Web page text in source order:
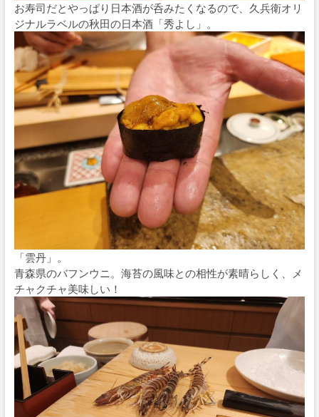
お寿司だとやっぱり日本酒が呑みたくなるので、久兵衛オリ
ジナルラベルの秋田の日本酒「秀よし」。
「雲丹」。
青森県のバフンウニ。海苔の風味との相性が素晴らしく、メ
チャクチャ美味しい！